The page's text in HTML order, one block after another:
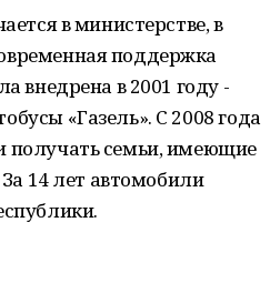
в министерстве, в
поддержка
внедрена в 2001 году -
«Газель». С 2008 года
получать семьи, имеющие
14 лет автомобили